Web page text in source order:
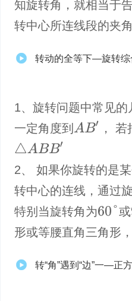
知旋转角，就相当于
转中心所连线段的夹角
转动的全等下—旋转综
1、旋转问题中常见
一定角度到
AB ， 若
△A B
2、 如果你旋转的是
转中心的连线，通过
特别当旋转角为60° 或
形或等腰直角三角形
转“角”遇到“边”一—正